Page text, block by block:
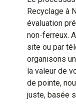
Recyclage à
évaluation
non-ferreux.
site ou par
organisons
la valeur de
de pointe,
juste, basée